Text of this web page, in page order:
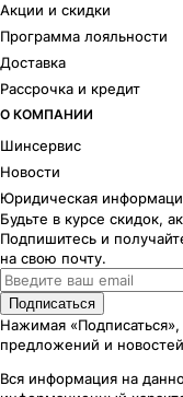
Акции и скидки
Программа лояльности
Доставка
Рассрочка и кредит
О КОМПАНИИ
Шинсервис
Новости
Юридическая
Будьте в курсе скидок,
Подпишитесь и
на свою почту.
Подписаться
Нажимая
предложений и
Вся информация на